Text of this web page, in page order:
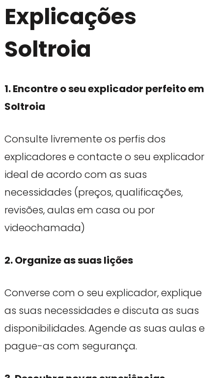
Explicações
Soltroia
1. Encontre o seu explicador perfeito em
Soltroia
Consulte livremente os perfis dos
explicadores e contacte o seu explicador
ideal de acordo com as suas
necessidades (preços, qualificações,
revisões, aulas em casa ou por
videochamada)
2. Organize as suas lições
Converse com o seu explicador, explique
as suas necessidades e discuta as suas
disponibilidades. Agende as suas aulas e
pague-as com segurança.